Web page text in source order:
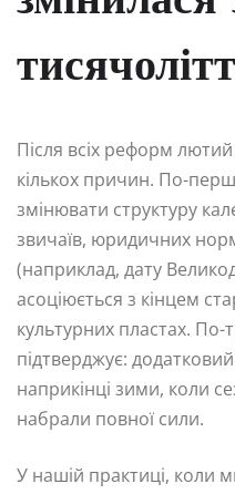
Після всіх реформ
кількох причин. По-
змінювати структуру
звичаїв, юридичних
(наприклад, дату
асоціюється з кінцем
культурних пластах. По-
підтверджує:
наприкінці зими, коли
набрали повної сили.
У нашій практиці, коли